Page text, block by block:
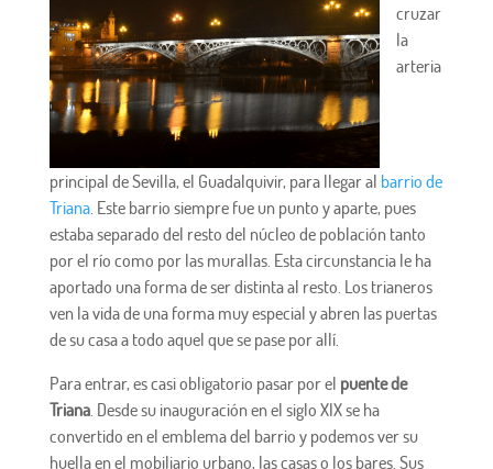
cruzar
la
arteria
principal de Sevilla, el Guadalquivir, para llegar al barrio de
Triana. Este barrio siempre fue un punto y aparte, pues
estaba separado del resto del núcleo de población tanto
por el río como por las murallas. Esta circunstancia le ha
aportado una forma de ser distinta al resto. Los trianeros
ven la vida de una forma muy especial y abren las puertas
de su casa a todo aquel que se pase por allí.
Para entrar, es casi obligatorio pasar por el puente de
Triana. Desde su inauguración en el siglo XIX se ha
convertido en el emblema del barrio y podemos ver su
huella en el mobiliario urbano, las casas o los bares. Sus